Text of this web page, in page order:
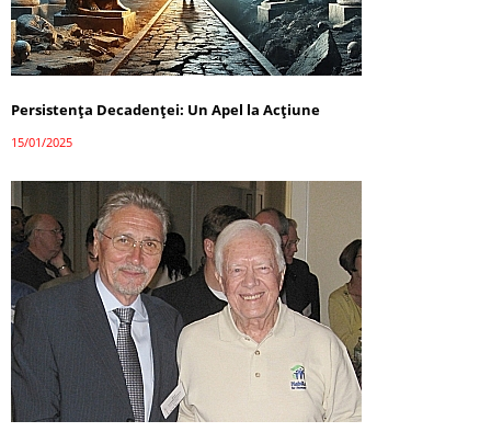
Persistența Decadenței: Un Apel la Acțiune
15/01/2025